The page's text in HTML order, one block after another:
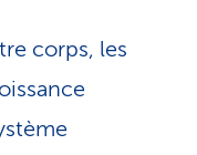
corps, les